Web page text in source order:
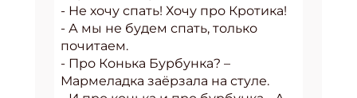
- Не хочу спать! Хочу про Кротика!
- А мы не будем спать, только
почитаем.
- Про Конька Бурбунка? –
Мармеладка заёрзала на стуле.